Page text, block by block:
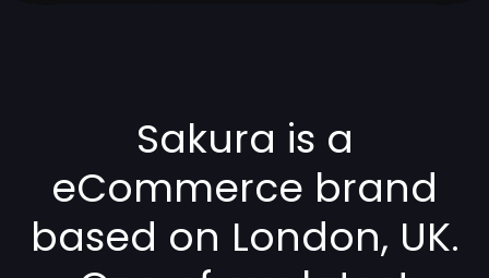
Sakura is a
eCommerce brand
based on London, UK.